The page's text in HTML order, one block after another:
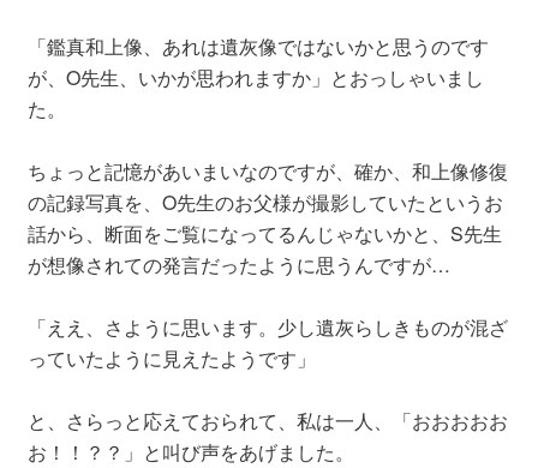
「鑑真和上像、あれは遺灰像ではないかと思うのです
が、O先生、いかが思われますか」とおっしゃいまし
た。
ちょっと記憶があいまいなのですが、確か、和上像修復
の記録写真を、O先生のお父様が撮影していたというお
話から、断面をご覧になってるんじゃないかと、S先生
が想像されての発言だったように思うんですが…
「ええ、さように思います。少し遺灰らしきものが混ざ
っていたように見えたようです」
と、さらっと応えておられて、私は一人、「おおおおお
お！！？？」と叫び声をあげました。